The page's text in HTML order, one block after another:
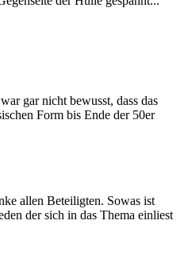
gar nicht bewusst, dass das
Form bis Ende der 50er
allen Beteiligten. Sowas ist
der sich in das Thema einliest